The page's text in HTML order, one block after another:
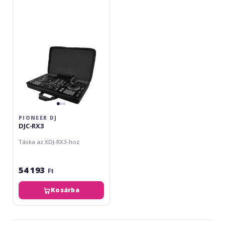
PIONEER DJ
DJC-RX3
Táska az XDJ-RX3-hoz
54 193 Ft
Kosárba